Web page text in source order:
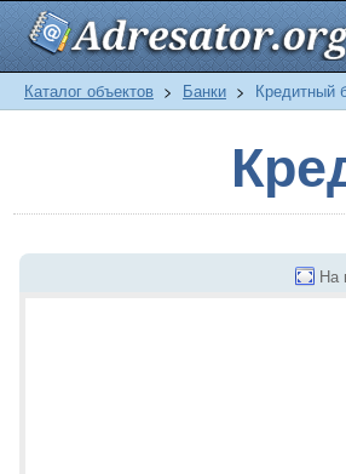
Каталог объектов > Банки > Кредитный
На